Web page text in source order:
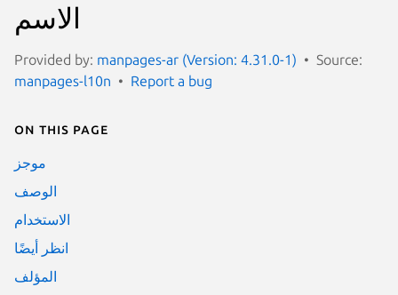
الاسم
Provided by: manpages-ar (Version: 4.31.0-1)
Source:
manpages-l10n
Report a bug
On this page
موجز
الوصف
الاستخدام
انظر أيضًا
المؤلف